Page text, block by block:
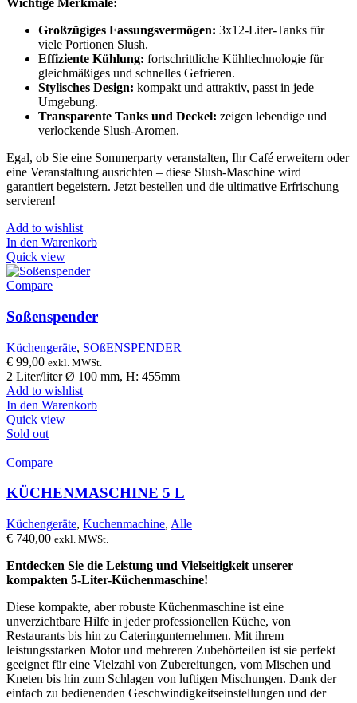
Wichtige Merkmale:
Großzügiges Fassungsvermögen: 3x12-Liter-Tanks für
viele Portionen Slush.
Effiziente Kühlung: fortschrittliche Kühltechnologie für
gleichmäßiges und schnelles Gefrieren.
Stylisches Design: kompakt und attraktiv, passt in jede
Umgebung.
Transparente Tanks und Deckel: zeigen lebendige und
verlockende Slush-Aromen.
Egal, ob Sie eine Sommerparty veranstalten, Ihr Café erweitern oder
eine Veranstaltung ausrichten – diese Slush-Maschine wird
garantiert begeistern. Jetzt bestellen und die ultimative Erfrischung
servieren!
Add to wishlist
In den Warenkorb
Quick view
Compare
Soßenspender
Küchengeräte, SOßENSPENDER
€ 99,00 exkl. MWSt.
2 Liter/liter Ø 100 mm, H: 455mm
Add to wishlist
In den Warenkorb
Quick view
Sold out
Compare
KÜCHENMASCHINE 5 L
Küchengeräte, Kuchenmachine, Alle
€ 740,00 exkl. MWSt.
Entdecken Sie die Leistung und Vielseitigkeit unserer
kompakten 5-Liter-Küchenmaschine!
Diese kompakte, aber robuste Küchenmaschine ist eine
unverzichtbare Hilfe in jeder professionellen Küche, von
Restaurants bis hin zu Cateringunternehmen. Mit ihrem
leistungsstarken Motor und mehreren Zubehörteilen ist sie perfekt
geeignet für eine Vielzahl von Zubereitungen, vom Mischen und
Kneten bis hin zum Schlagen von luftigen Mischungen. Dank der
einfach zu bedienenden Geschwindigkeitseinstellungen und der